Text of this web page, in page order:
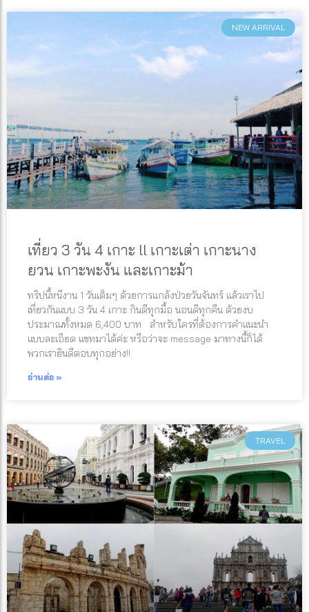
NEW ARRIVAL
เที่ยว 3 วัน 4 เกาะ ll เกาะเต่า เกาะนาง
ยวน เกาะพะงัน และเกาะม้า
ทริปนี้หนีงาน 1 วันเต็มๆ ด้วยการแกล้งป่วยวันจันทร์ แล้วเราไป
เที่ยวกันแบบ 3 วัน 4 เกาะ กินดีทุกมื้อ นอนดีทุกคืน ด้วยงบ
ประมาณทั้งหมด 6,400 บาท สำหรับใครที่ต้องการคำแนะนำ
แบบละเอียด แชทมาได้ค่ะ หรือว่าจะ message มาทางนี้ก็ได้
พวกเรายินดีตอบทุกอย่าง!!
อ่านต่อ »
TRAVEL